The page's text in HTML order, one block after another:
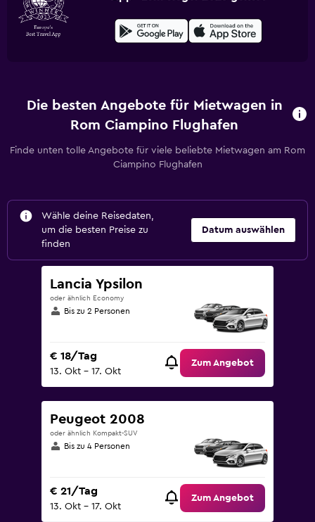
Die besten Angebote für Mietwagen in
Rom Ciampino Flughafen
Finde unten tolle Angebote für viele beliebte Mietwagen am Rom
Ciampino Flughafen
Wähle deine Reisedaten,
um die besten Preise zu
finden
Datum auswählen
Lancia Ypsilon
oder ähnlich Economy
Bis zu 2 Personen
€ 18/Tag
13. Okt – 17. Okt
Zum Angebot
Peugeot 2008
oder ähnlich Kompakt-SUV
Bis zu 4 Personen
€ 21/Tag
13. Okt – 17. Okt
Zum Angebot